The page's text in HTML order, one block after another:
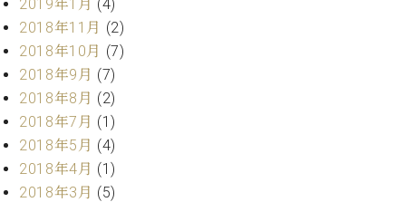
マ
ン
ト
ラ
デ
ィ
シ
ョ
ン
セ
ン
タ
ー
ス
タ
ッ
フ
2019年1月 (4)
2018年11月 (2)
2018年10月 (7)
2018年9月 (7)
2018年8月 (2)
2018年7月 (1)
2018年5月 (4)
2018年4月 (1)
2018年3月 (5)